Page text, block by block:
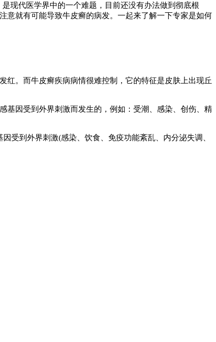
现代医学界中的一个难题，目前还没有办法做到彻底根
意就有可能导致牛皮癣的病发。一起来了解一下专家是如何
红。而牛皮癣疾病病情很难控制，它的特征是皮肤上出现丘
基因受到外界刺激而发生的，例如：受潮、感染、创伤、精
受到外界刺激(感染、饮食、免疫功能紊乱、内分泌失调、